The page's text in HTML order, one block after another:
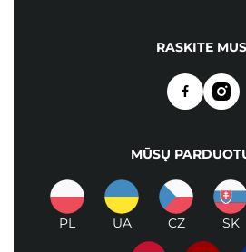
RASKITE
MŪSŲ
PL UA CZ SK